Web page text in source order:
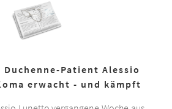
Duchenne-Patient Alessio
erwacht - und kämpft